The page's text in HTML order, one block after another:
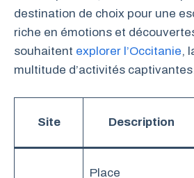
destination de choix pour une
riche en émotions et
souhaitent explorer l’Occitanie,
multitude d’activités
Site Description
Place